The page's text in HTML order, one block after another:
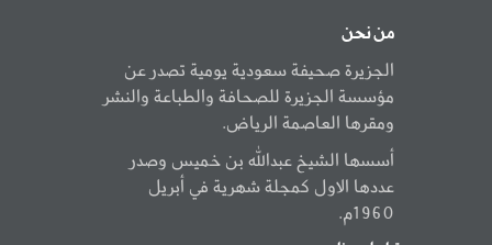
من نحن
الجزيرة صحيفة سعودية يومية تصدر عن
مؤسسة الجزيرة للصحافة والطباعة والنشر
ومقرها العاصمة الرياض.
أسسها الشيخ عبدالله بن خميس وصدر
عددها الاول كمجلة شهرية في أبريل
1960م.